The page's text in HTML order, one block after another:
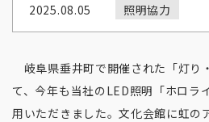
2025.08.05 照明協力
岐阜県垂井町で開催された「灯り
て、今年も当社のLED照明「ホロラ
用いただきました。文化会館に虹の